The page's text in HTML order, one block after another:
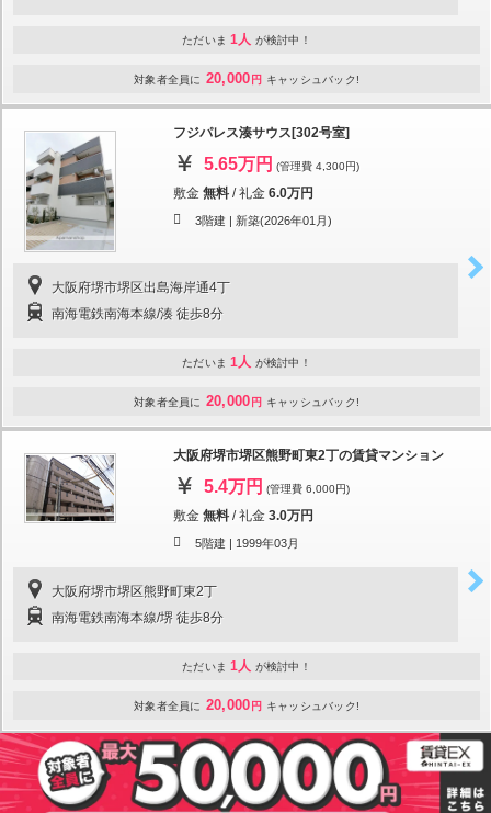
ただいま 1人 が検討中！
対象者全員に 20,000 円 キャッシュバック!
フジパレス湊サウス[302号室]
5.65万円 (管理費 4,300円)
敷金 無料 /礼金 6.0万円
3階建 | 新築(2026年01月)
大阪府堺市堺区出島海岸通4丁
南海電鉄南海本線/湊 徒歩8分
ただいま 1人 が検討中！
対象者全員に 20,000 円 キャッシュバック!
大阪府堺市堺区熊野町東2丁の賃貸マンション
5.4万円 (管理費 6,000円)
敷金 無料 /礼金 3.0万円
5階建 | 1999年03月
大阪府堺市堺区熊野町東2丁
南海電鉄南海本線/堺 徒歩8分
ただいま 1人 が検討中！
対象者全員に 20,000 円 キャッシュバック!